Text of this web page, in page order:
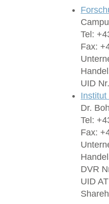
Tel:
Fax:
UID
Dr.
Tel:
Fax:
DVR
UID